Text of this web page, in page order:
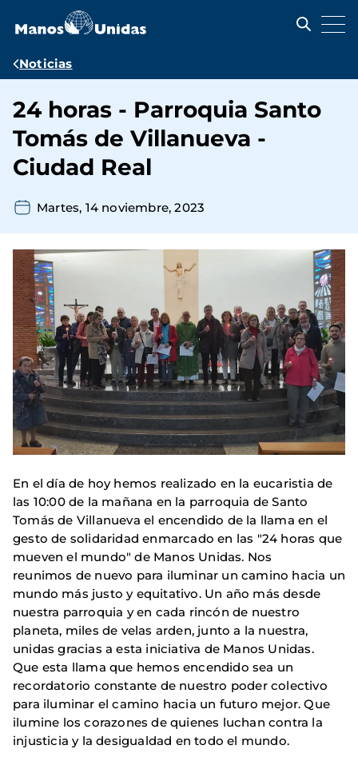
contenido
Ruta
navegación
Noticias
24 horas - Parroquia Santo
Tomás de Villanueva -
Ciudad Real
Martes, 14 noviembre, 2023
En el día de hoy hemos realizado en la eucaristia de
las 10:00 de la mañana en la parroquia de Santo
Tomás de Villanueva el encendido de la llama en el
gesto de solidaridad enmarcado en las "24 horas que
mueven el mundo" de Manos Unidas. Nos
reunimos de nuevo para iluminar un camino hacia un
mundo más justo y equitativo. Un año más desde
nuestra parroquia y en cada rincón de nuestro
planeta, miles de velas arden, junto a la nuestra,
unidas gracias a esta iniciativa de Manos Unidas.
Que esta llama que hemos encendido sea un
recordatorio constante de nuestro poder colectivo
para iluminar el camino hacia un futuro mejor. Que
ilumine los corazones de quienes luchan contra la
injusticia y la desigualdad en todo el mundo.